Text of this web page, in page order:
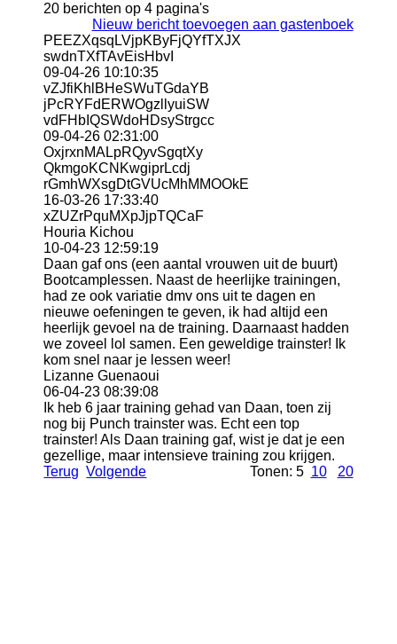
20 berichten op 4 pagina's
Nieuw bericht toevoegen aan gastenboek
PEEZXqsqLVjpKByFjQYfTXJX
swdnTXfTAvEisHbvI
09-04-26 10:10:35
vZJfiKhlBHeSWuTGdaYB
jPcRYFdERWOgzllyuiSW
vdFHbIQSWdoHDsyStrgcc
09-04-26 02:31:00
OxjrxnMALpRQyvSgqtXy
QkmgoKCNKwgiprLcdj
rGmhWXsgDtGVUcMhMMOOkE
16-03-26 17:33:40
xZUZrPquMXpJjpTQCaF
Houria Kichou
10-04-23 12:59:19
Daan gaf ons (een aantal vrouwen uit de buurt)
Bootcamplessen. Naast de heerlijke trainingen,
had ze ook variatie dmv ons uit te dagen en
nieuwe oefeningen te geven, ik had altijd een
heerlijk gevoel na de training. Daarnaast hadden
we zoveel lol samen. Een geweldige trainster! Ik
kom snel naar je lessen weer!
Lizanne Guenaoui
06-04-23 08:39:08
Ik heb 6 jaar training gehad van Daan, toen zij
nog bij Punch trainster was. Echt een top
trainster! Als Daan training gaf, wist je dat je een
gezellige, maar intensieve training zou krijgen.
Terug Volgende Tonen: 5 10 20